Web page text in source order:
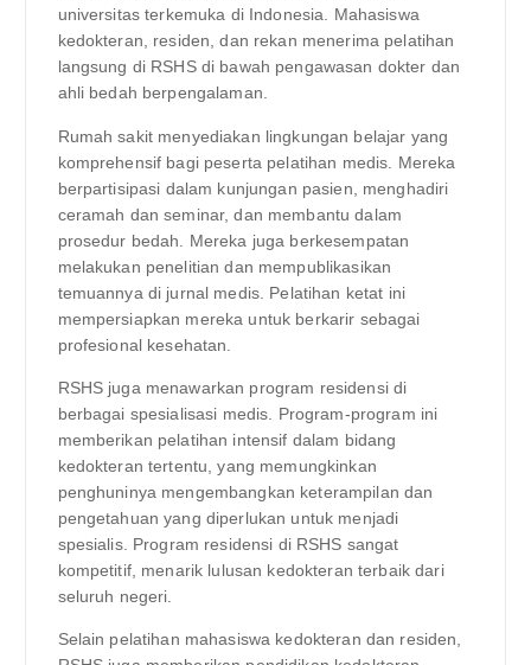
universitas terkemuka di Indonesia. Mahasiswa
kedokteran, residen, dan rekan menerima pelatihan
langsung di RSHS di bawah pengawasan dokter dan
ahli bedah berpengalaman.
Rumah sakit menyediakan lingkungan belajar yang
komprehensif bagi peserta pelatihan medis. Mereka
berpartisipasi dalam kunjungan pasien, menghadiri
ceramah dan seminar, dan membantu dalam
prosedur bedah. Mereka juga berkesempatan
melakukan penelitian dan mempublikasikan
temuannya di jurnal medis. Pelatihan ketat ini
mempersiapkan mereka untuk berkarir sebagai
profesional kesehatan.
RSHS juga menawarkan program residensi di
berbagai spesialisasi medis. Program-program ini
memberikan pelatihan intensif dalam bidang
kedokteran tertentu, yang memungkinkan
penghuninya mengembangkan keterampilan dan
pengetahuan yang diperlukan untuk menjadi
spesialis. Program residensi di RSHS sangat
kompetitif, menarik lulusan kedokteran terbaik dari
seluruh negeri.
Selain pelatihan mahasiswa kedokteran dan residen,